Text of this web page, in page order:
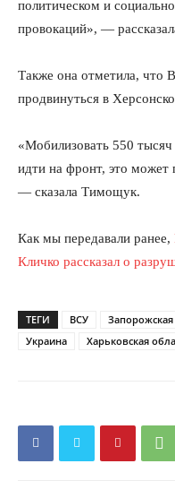
политическом и
провокаций», —
Также она отметила, что
продвинуться в
«Мобилизовать 550
идти на фронт, это может
— сказала Тимощук.
Как мы передавали ранее,
Кличко рассказал о
ТЕГИ ВСУ Запорожская
Украина
Харьковская